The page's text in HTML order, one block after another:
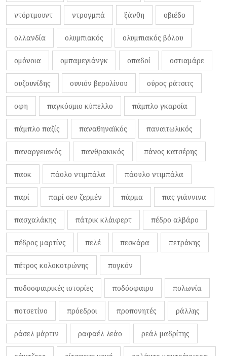
ντόρτμουντ ντρογμπά ξάνθη οβιέδο
ολλανδία ολυμπιακός ολυμπιακός βόλου
ομόνοια ομπαμεγιάνγκ οπαδοί οστιαμάρε
ουζουνίδης ουνιόν βερολίνου ούρος ράτσιτς
οφη παγκόσμιο κύπελλο πάμπλο γκαρσία
πάμπλο παζίς παναθηναϊκός παναιτωλικός
παναργειακός πανθρακικός πάνος κατσέρης
παοκ πάολο ντιμπάλα πάουλο ντιμπάλα
παρί παρί σεν ζερμέν πάρμα πας γιάννινα
πασχαλάκης πάτρικ κλάιφερτ πέδρο αλβάρο
πέδρος μαρτίνς πελέ πεσκάρα πετράκης
πέτρος κολοκοτρώνης πογκόν
ποδοσφαιρικές ιστορίες ποδόσφαιρο πολωνία
ποτσετίνο πρόεδροι προπονητές ράλλης
ράσελ μάρτιν ραφαέλ λεάο ρεάλ μαδρίτης